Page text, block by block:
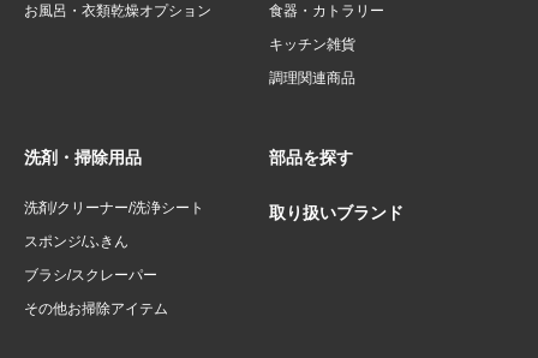
お風呂・衣類乾燥オプション
食器・カトラリー
キッチン雑貨
調理関連商品
洗剤・掃除用品
洗剤/クリーナー/洗浄シート
スポンジ/ふきん
ブラシ/スクレーパー
その他お掃除アイテム
部品を探す
取り扱いブランド